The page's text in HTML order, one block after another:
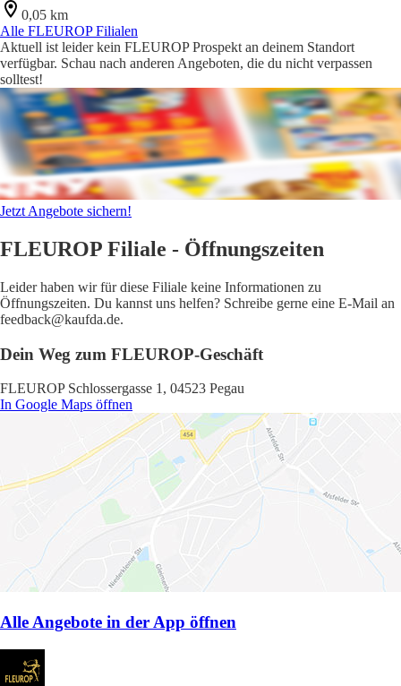
0,05 km
Alle FLEUROP Filialen
Aktuell ist leider kein FLEUROP Prospekt an deinem Standort
verfügbar. Schau nach anderen Angeboten, die du nicht verpassen
solltest!
Jetzt Angebote sichern!
FLEUROP Filiale - Öffnungszeiten
Leider haben wir für diese Filiale keine Informationen zu
Öffnungszeiten. Du kannst uns helfen? Schreibe gerne eine E-Mail an
feedback@kaufda.de.
Dein Weg zum FLEUROP-Geschäft
FLEUROP Schlossergasse 1, 04523 Pegau
In Google Maps öffnen
Alle Angebote in der App öffnen